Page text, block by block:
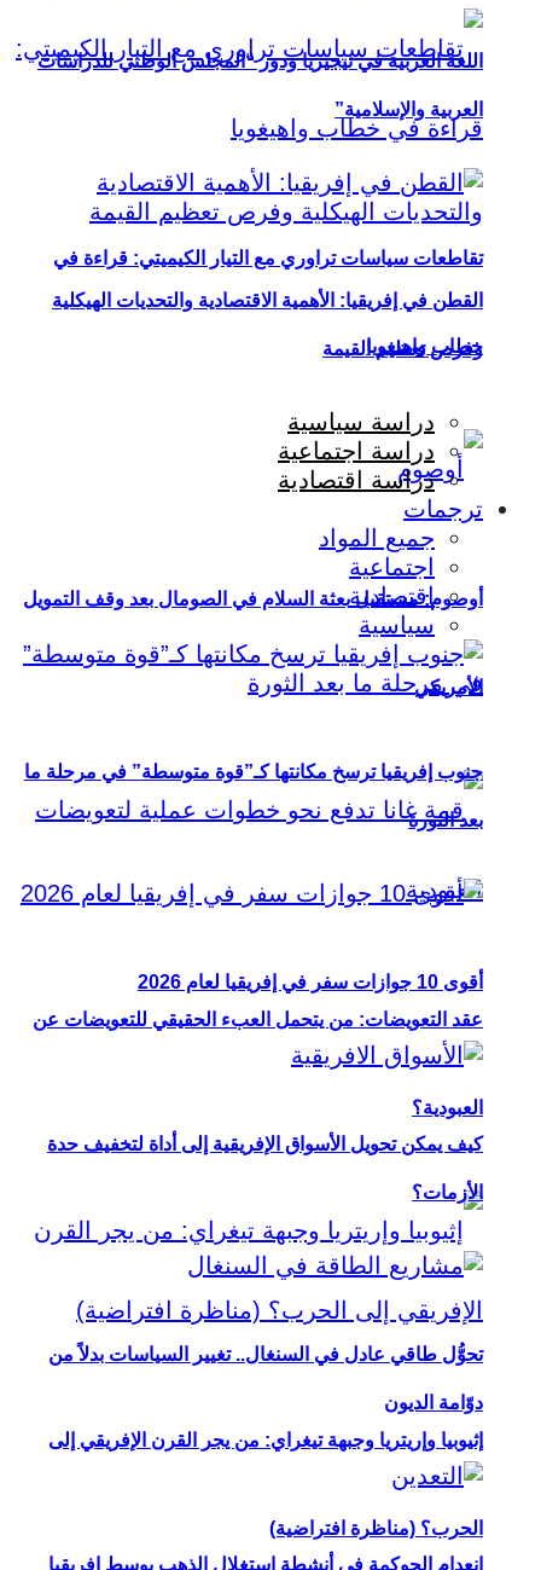
تقاطعات سياسات تراوري مع التيار الكيميتي: قراءة في
خطاب واهيغويا
أوصوم: مستقبل بعثة السلام في الصومال بعد وقف التمويل
الأمريكي
عقد التعويضات: من يتحمل العبء الحقيقي للتعويضات عن
العبودية؟
إثيوبيا وإريتريا وجبهة تيغراي: من يجر القرن الإفريقي إلى
الحرب؟ (مناظرة افتراضية)
اللغة العربية في نيجيريا ودور “المجلس الوطني للدراسات
العربية والإسلامية”
القطن في إفريقيا: الأهمية الاقتصادية والتحديات الهيكلية
وفرص تعظيم القيمة
دراسة سياسية
دراسة اجتماعية
دراسة اقتصادية
ترجمات
جميع المواد
اجتماعية
اقتصادية
سياسية
جنوب إفريقيا ترسخ مكانتها كـ”قوة متوسطة” في مرحلة ما
بعد الثورة
أقوى 10 جوازات سفر في إفريقيا لعام 2026
كيف يمكن تحويل الأسواق الإفريقية إلى أداة لتخفيف حدة
الأزمات؟
تحوُّل طاقي عادل في السنغال.. تغيير السياسات بدلاً من
دوّامة الديون
انعدام الحوكمة في أنشطة استغلال الذهب بوسط إفريقيا